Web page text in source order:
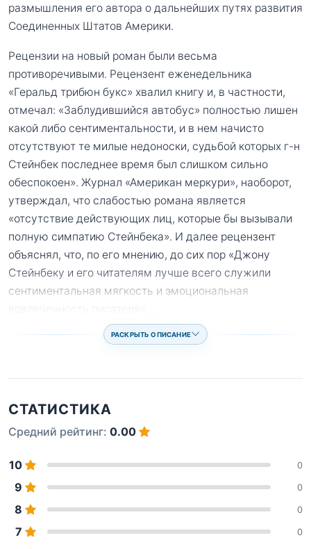
размышления его автора о дальнейших путях развития
Соединенных Штатов Америки.
Рецензии на новый роман были весьма
противоречивыми. Рецензент еженедельника
«Геральд трибюн букс» хвалил книгу и, в частности,
отмечал: «Заблудившийся автобус» полностью лишен
какой либо сентиментальности, и в нем начисто
отсутствуют те милые недоноски, судьбой которых г-н
Стейнбек последнее время был слишком сильно
обеспокоен». Журнал «Американ меркури», наоборот,
утверждал, что слабостью романа является
«отсутствие действующих лиц, которые бы вызывали
полную симпатию Стейнбека». И далее рецензент
объяснял, что, по его мнению, до сих пор «Джону
Стейнбеку и его читателям лучше всего служили
сентиментальная мягкость и эмоциональная
РАСКРЫТЬ ОПИСАНИЕ
СТАТИСТИКА
Средний рейтинг: 0.00
10 0
9 0
8 0
7 0